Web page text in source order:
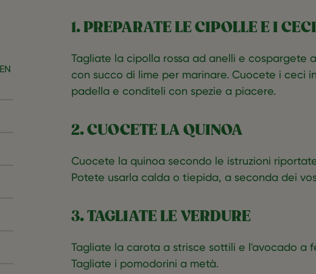
1. PREPARATE LE CIPOLLE E I CECI
‎Tagliate la cipolla rossa ad anelli e cospargete
con succo di lime per marinare. Cuocete i ceci
padella e conditeli con spezie a piacere.
2. CUOCETE LA QUINOA
‎Cuocete la quinoa secondo le istruzioni
Potete usarla calda o tiepida, a seconda dei
3. TAGLIATE LE VERDURE
‎Tagliate la carota a strisce sottili e l'avocado a
Tagliate i pomodorini a metà.‎